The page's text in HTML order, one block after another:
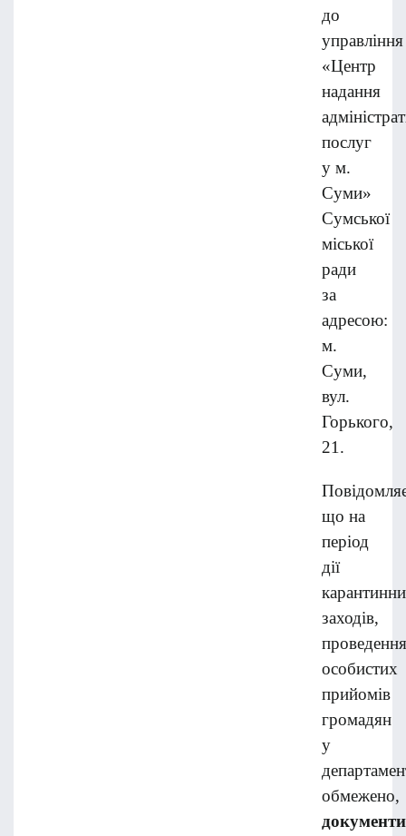
до
управління
«Центр
надання
послуг
у м.
Суми»
Сумської
міської
ради
за
адресою:
м.
Суми,
вул.
Горького,
21.
що на
період
дії
заходів,
проведення
особистих
прийомів
громадян
у
обмежено,
документи